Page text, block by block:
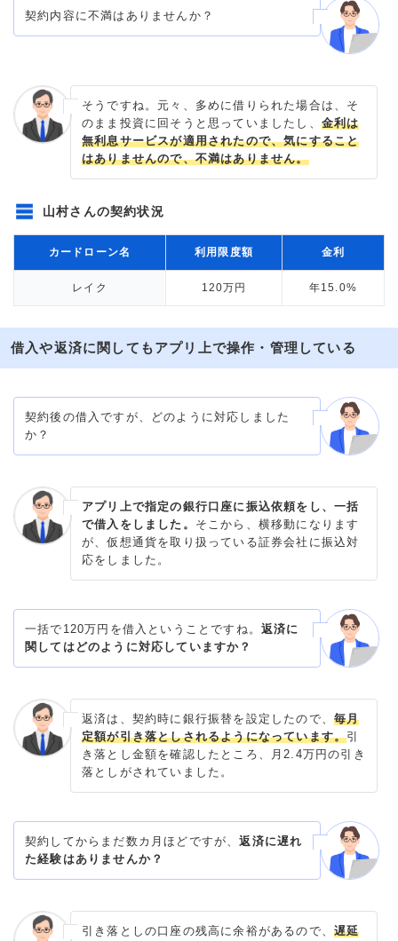
契約内容に不満はありませんか？
そうですね。元々、多めに借りられた場合は、そ
のまま投資に回そうと思っていましたし、 金利は
無利息サービスが適用されたので、気にすること
はありませんので、不満はありません。
山村さんの契約状況
カードローン名 利用限度額 金利
レイク 120万円 年15.0%
借入や返済に関してもアプリ上で操作・管理している
契約後の借入ですが、どのように対応しました
か？
アプリ上で指定の銀行口座に振込依頼をし、一括
で借入をしました。 そこから、横移動になります
が、仮想通貨を取り扱っている証券会社に振込対
応をしました。
一括で120万円を借入ということですね。 返済に
関してはどのように対応していますか？
返済は、契約時に銀行振替を設定したので、 毎月
定額が引き落としされるようになっています。引
き落とし金額を確認したところ、月2.4万円の引き
落としがされていました。
契約してからまだ数カ月ほどですが、返済に遅れ
た経験はありませんか？
引き落としの口座の残高に余裕があるので、 遅延